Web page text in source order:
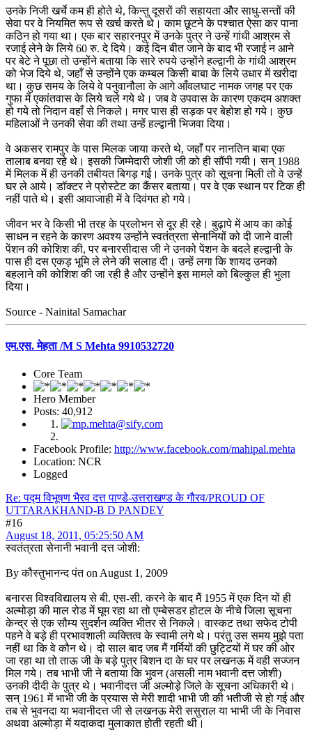
उनके निजी खर्चे कम ही होते थे, किन्तु दूसरों की सहायता और साधु-सन्तों की
सेवा पर वे नियमित रूप से खर्च करते थे। काम छूटने के पश्चात ऐसा कर पाना
कठिन हो गया था। एक बार सहारनपुर में उनके पुत्र ने उन्हें गांधी आश्रम से
रजाई लेने के लिये 60 रु. दे दिये। कई दिन बीत जाने के बाद भी रजाई न आने
पर बेटे ने पूछा तो उन्होंने बताया कि सारे रुपये उन्होंने हल्द्वानी के गांधी आश्रम
को भेज दिये थे, जहाँ से उन्होंने एक कम्बल किसी बाबा के लिये उधार में खरीदा
था। कुछ समय के लिये वे पनुवानौला के आगे आँवलघाट नामक जगह पर एक
गुफा में एकांतवास के लिये चले गये थे। जब वे उपवास के कारण एकदम अशक्त
हो गये तो निदान वहाँ से निकले। मगर पास ही सड़क पर बेहोश हो गये। कुछ
महिलाओं ने उनकी सेवा की तथा उन्हें हल्द्वानी भिजवा दिया।
वे अकसर रामपुर के पास मिलक जाया करते थे, जहाँ पर नानतिन बाबा एक
तालाब बनवा रहे थे। इसकी जिम्मेदारी जोशी जी को ही सौंपी गयी। सन् 1988
में मिलक में ही उनकी तबीयत बिगड़ गई। उनके पुत्र को सूचना मिली तो वे उन्हें
घर ले आये। डॉक्टर ने प्रोस्टेट का कैंसर बताया। पर वे एक स्थान पर टिक ही
नहीं पाते थे। इसी आवाजाही में वे दिवंगत हो गये।
जीवन भर वे किसी भी तरह के प्रलोभन से दूर ही रहे। बुढ़ापे में आय का कोई
साधन न रहने के कारण अवश्य उन्होंने स्वतंत्रता सेनानियों को दी जाने वाली
पेंशन की कोशिश की, पर बनारसीदास जी ने उनको पेंशन के बदले हल्द्वानी के
पास ही दस एकड़ भूमि ले लेने की सलाह दी। उन्हें लगा कि शायद उनको
बहलाने की कोशिश की जा रही है और उन्होंने इस मामले को बिल्कुल ही भुला
दिया।
Source - Nainital Samachar
एम.एस. मेहता /M S Mehta 9910532720
Core Team
Hero Member
Posts: 40,912
Facebook Profile: http://www.facebook.com/mahipal.mehta
Location: NCR
Logged
Re: पद्म विभूषण भैरव दत्त पाण्डे-उत्तराखण्ड के गौरव/PROUD OF
UTTARAKHAND-B D PANDEY
#16
August 18, 2011, 05:25:50 AM
स्वतंत्रता सेनानी भवानी दत्त जोशी:
By कौस्तुभानन्द पंत on August 1, 2009
बनारस विश्वविद्यालय से बी. एस-सी. करने के बाद मैं 1955 में एक दिन यों ही
अल्मोड़ा की माल रोड में घूम रहा था तो एम्बेसडर होटल के नीचे जिला सूचना
केन्द्र से एक सौम्य सुदर्शन व्यक्ति भीतर से निकले। वास्कट तथा सफेद टोपी
पहने वे बड़े ही प्रभावशाली व्यक्तित्व के स्वामी लगे थे। परंतु उस समय मुझे पता
नहीं था कि वे कौन थे। दो साल बाद जब मैं गर्मियों की छुट्टियों में घर की ओर
जा रहा था तो ताऊ जी के बड़े पुत्र बिशन दा के घर पर लखनऊ में वही सज्जन
मिल गये। तब भाभी जी ने बताया कि भुवन (असली नाम भवानी दत्त जोशी)
उनकी दीदी के पुत्र थे। भवानीदत्त जी अल्मोड़े जिले के सूचना अधिकारी थे।
सन् 1961 में भाभी जी के प्रयास से मेरी शादी भाभी जी की भतीजी से हो गई और
तब से भुवनदा या भवानीदत्त जी से लखनऊ मेरी ससुराल या भाभी जी के निवास
अथवा अल्मोड़ा में यदाकदा मुलाकात होती रहती थी।